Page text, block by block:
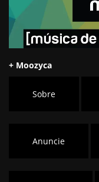
+ Moozyca
Sobre
Anuncie